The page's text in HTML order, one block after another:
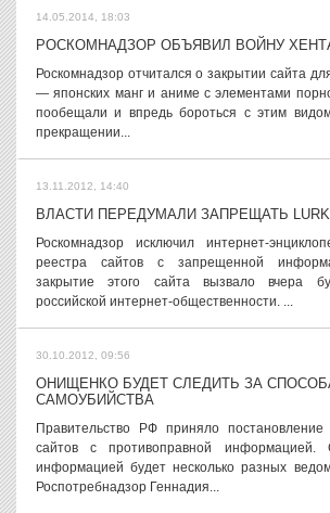
14.05.2014, 18:03
РОСКОМНАДЗОР ОБЪЯВИЛ ВОЙНУ
Роскомнадзор отчитался о закрытии сайта
— японских манг и аниме с элементами
пообещали и впредь бороться с этим
прекращении...
13.11.2012, 14:40
ВЛАСТИ ПЕРЕДУМАЛИ ЗАПРЕЩАТЬ
Роскомнадзор исключил интернет-
реестра сайтов с запрещенной
закрытие этого сайта вызвало вчера
российской интернет-общественности. ...
30.10.2012, 09:56
ОНИЩЕНКО БУДЕТ СЛЕДИТЬ ЗА
САМОУБИЙСТВА
Правительство РФ приняло
сайтов с противоправной информацией.
информацией будет несколько разных
Роспотребнадзор Геннадия...